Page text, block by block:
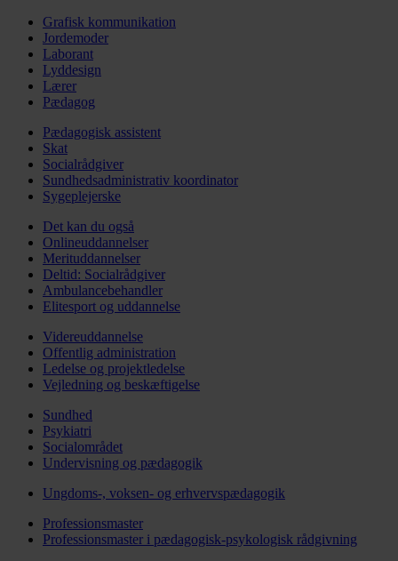
Grafisk kommunikation
Jordemoder
Laborant
Lyddesign
Lærer
Pædagog
Pædagogisk assistent
Skat
Socialrådgiver
Sundhedsadministrativ koordinator
Sygeplejerske
Det kan du også
Onlineuddannelser
Merituddannelser
Deltid: Socialrådgiver
Ambulancebehandler
Elitesport og uddannelse
Videreuddannelse
Offentlig administration
Ledelse og projektledelse
Vejledning og beskæftigelse
Sundhed
Psykiatri
Socialområdet
Undervisning og pædagogik
Ungdoms-, voksen- og erhvervspædagogik
Professionsmaster
Professionsmaster i pædagogisk-psykologisk rådgivning